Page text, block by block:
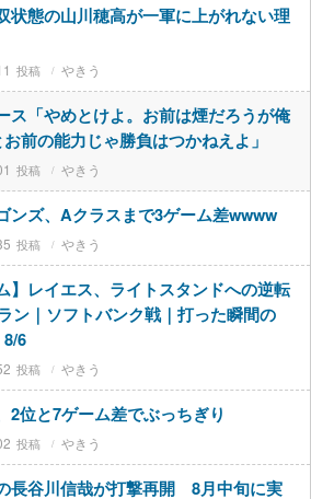
状態の山川穂高が一軍に上がれない理
やきう
ス「やめとけよ。お前は煙だろうが俺
前の能力じゃ勝負はつかねえよ」
やきう
ンズ、Aクラスまで3ゲーム差wwww
やきう
】レイエス、ライトスタンドへの逆転
ン｜ソフトバンク戦｜打った瞬間の
6
やきう
2位と7ゲーム差でぶっちぎり
やきう
長谷川信哉が打撃再開 8月中旬に実